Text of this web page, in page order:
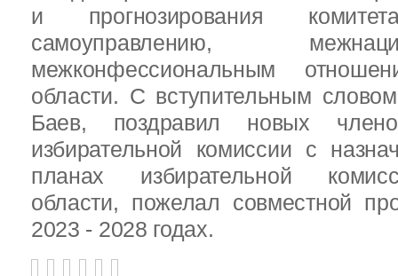
и прогнозирования
самоуправлению,
межконфессиональным
области. С вступительным
Баев, поздравил новых
избирательной комиссии с
планах избирательной
области, пожелал совместной
2023 - 2028 годах.